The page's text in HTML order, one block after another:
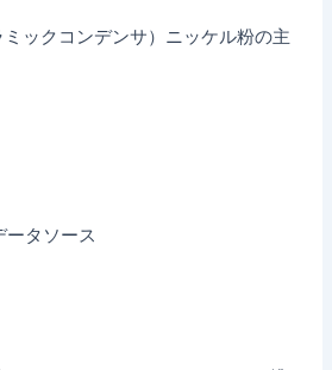
ックコンデンサ）ニッケル粉の主
ータソース